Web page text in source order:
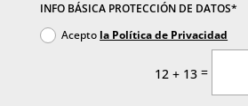
INFO BÁSICA PROTECCIÓN DE DATOS*
Acepto la Política de Privacidad
12 + 13 =